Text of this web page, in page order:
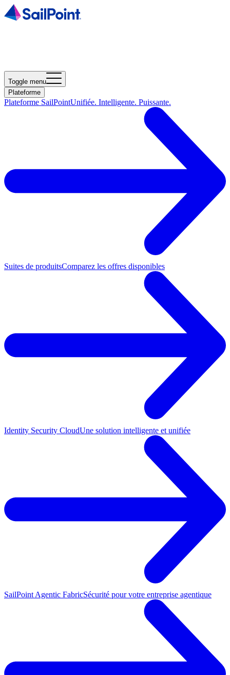
Toggle menu
Plateforme
Plateforme SailPointUnifiée. Intelligente. Puissante.
Suites de produitsComparez les offres disponibles
Identity Security CloudUne solution intelligente et unifiée
SailPoint Agentic FabricSécurité pour votre entreprise agentique